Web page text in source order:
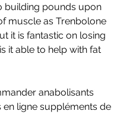
building pounds upon
muscle as Trenbolone
it is fantastic on losing
it able to help with fat
en ligne suppléments de